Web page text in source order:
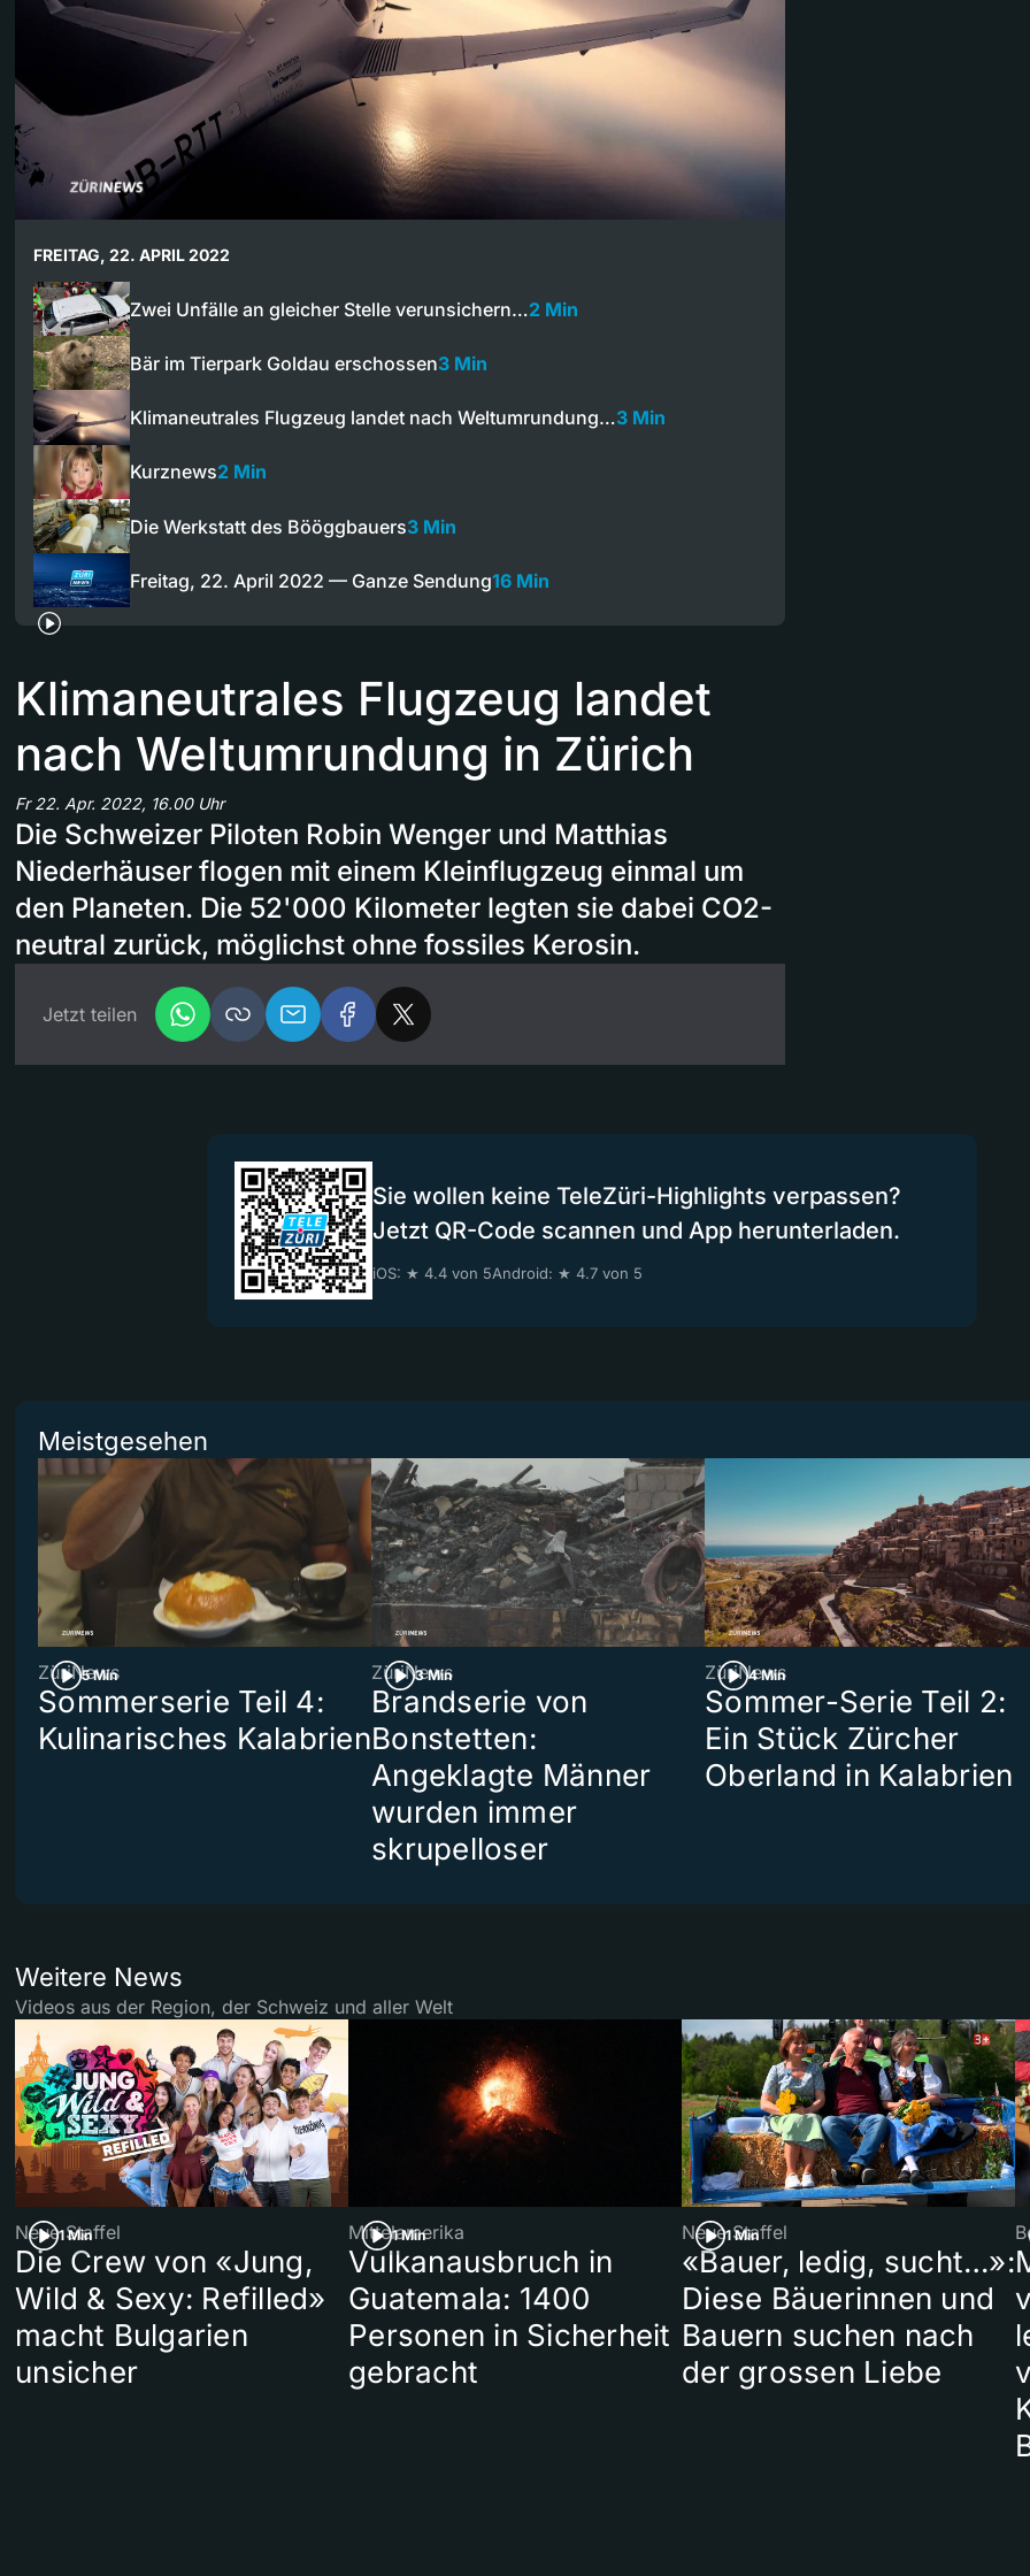
FREITAG, 22. APRIL 2022
Zwei Unfälle an gleicher Stelle verunsichern…2 Min
Bär im Tierpark Goldau erschossen3 Min
Klimaneutrales Flugzeug landet nach Weltumrundung…3 Min
Kurznews2 Min
Die Werkstatt des Bööggbauers3 Min
Freitag, 22. April 2022 — Ganze Sendung16 Min
Klimaneutrales Flugzeug landet
nach Weltumrundung in Zürich
Fr 22. Apr. 2022, 16.00 Uhr
Die Schweizer Piloten Robin Wenger und Matthias
Niederhäuser flogen mit einem Kleinflugzeug einmal um
den Planeten. Die 52'000 Kilometer legten sie dabei CO2-
neutral zurück, möglichst ohne fossiles Kerosin.
Jetzt teilen
Sie wollen keine TeleZüri-Highlights verpassen?
Jetzt QR-Code scannen und App herunterladen.
iOS: ★ 4.4 von 5Android: ★ 4.7 von 5
Meistgesehen
5 Min
ZüriNews
Sommerserie Teil 4:
Kulinarisches Kalabrien
3 Min
ZüriNews
Brandserie von
Bonstetten:
Angeklagte Männer
wurden immer
skrupelloser
4 Min
ZüriNews
Sommer-Serie Teil 2:
Ein Stück Zürcher
Oberland in Kalabrien
Weitere News
Videos aus der Region, der Schweiz und aller Welt
1 Min
Neue Staffel
Die Crew von «Jung,
Wild & Sexy: Refilled»
macht Bulgarien
unsicher
1 Min
Mittelamerika
Vulkanausbruch in
Guatemala: 1400
Personen in Sicherheit
gebracht
1 Min
Neue Staffel
«Bauer, ledig, sucht…»:
Diese Bäuerinnen und
Bauern suchen nach
der grossen Liebe